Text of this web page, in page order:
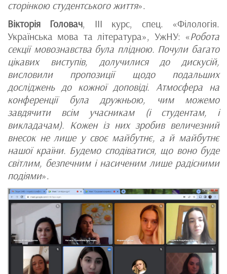
сторінкою студентського життя».
Вікторія Головач, ІІІ курс, спец. «Філологія.
Українська мова та література», УжНУ: «Робота
секції мовознавства була плідною. Почули багато
цікавих виступів, долучилися до дискусій,
висловили пропозиції щодо подальших
досліджень до кожної доповіді. Атмосфера на
конференції була дружньою, чим можемо
завдячити всім учасникам (і студентам, і
викладачам). Кожен із них зробив величезний
внесок не лише у своє майбутнє, а й майбутнє
нашої країни. Будемо сподіватися, що воно буде
світлим, безпечним і насиченим лише радісними
подіями».